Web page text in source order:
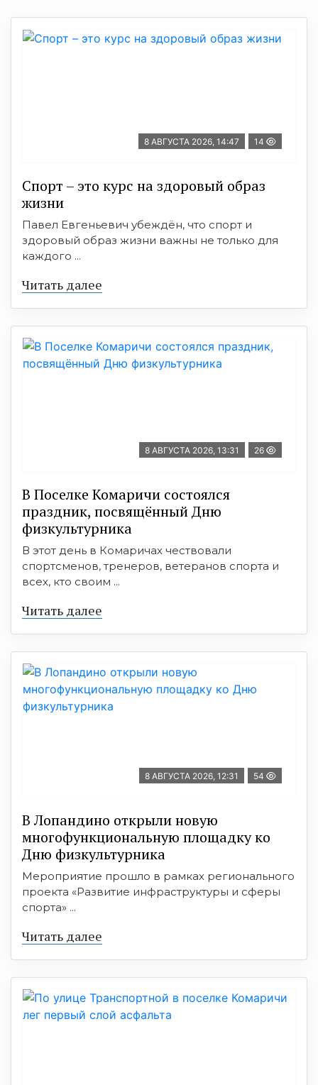
8 АВГУСТА 2026, 14:47 14
Спорт – это курс на здоровый образ
жизни
Павел Евгеньевич убеждён, что спорт и
здоровый образ жизни важны не только для
каждого ...
Читать далее
8 АВГУСТА 2026, 13:31 26
В Поселке Комаричи состоялся
праздник, посвящённый Дню
физкультурника
В этот день в Комаричах чествовали
спортсменов, тренеров, ветеранов спорта и
всех, кто своим ...
Читать далее
8 АВГУСТА 2026, 12:31 54
В Лопандино открыли новую
многофункциональную площадку ко
Дню физкультурника
Мероприятие прошло в рамках регионального
проекта «Развитие инфраструктуры и сферы
спорта» ...
Читать далее